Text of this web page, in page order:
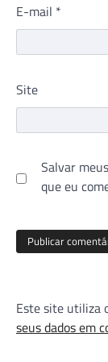
E-mail *
Site
Salvar
que eu
Este site utiliza
seus dados em